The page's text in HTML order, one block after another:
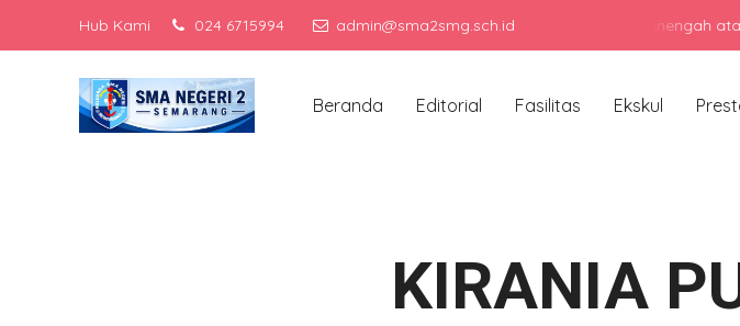
Hub Kami 024 6715994 admin@sma2smg.sch.idMenjadi sekolah menengah atas
Beranda Editorial Fasilitas Ekskul
KIRANIA